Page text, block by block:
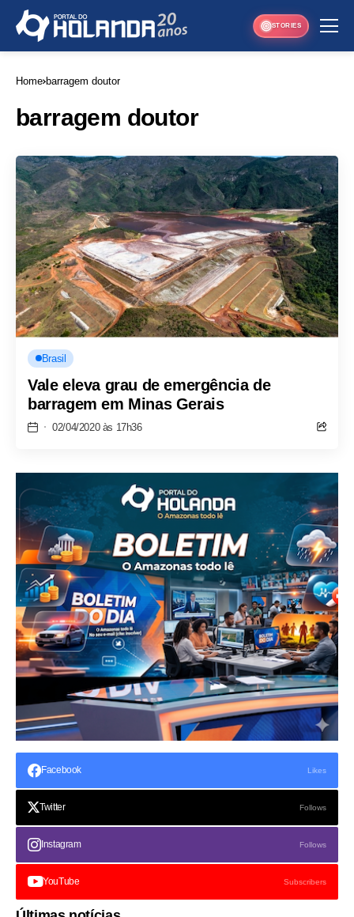
STORIES
Home barragem doutor
barragem doutor
Brasil
Vale eleva grau de emergência de
barragem em Minas Gerais
02/04/2020 às 17h36
Facebook Likes
Twitter Follows
Instagram Follows
YouTube Subscribers